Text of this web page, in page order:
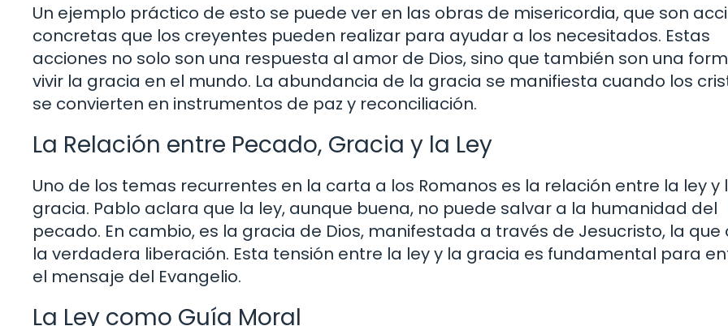
Un ejemplo práctico de esto se puede ver en las obras de misericordia, que son
concretas que los creyentes pueden realizar para ayudar a los necesitados. Estas
acciones no solo son una respuesta al amor de Dios, sino que también son una
vivir la gracia en el mundo. La abundancia de la gracia se manifiesta cuando los
se convierten en instrumentos de paz y reconciliación.
La Relación entre Pecado, Gracia y la Ley
Uno de los temas recurrentes en la carta a los Romanos es la relación entre la ley y
gracia. Pablo aclara que la ley, aunque buena, no puede salvar a la humanidad del
pecado. En cambio, es la gracia de Dios, manifestada a través de Jesucristo, la que
la verdadera liberación. Esta tensión entre la ley y la gracia es fundamental para
el mensaje del Evangelio.
La Ley como Guía Moral